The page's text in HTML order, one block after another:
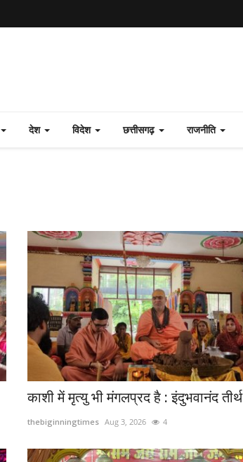
देश विदेश छत्तीसगढ़ राजनीति
काशी में मृत्यु भी मंगलप्रद है : इंदुभवानंद तीर्थ
thebiginningtimes Aug 3, 2026 4